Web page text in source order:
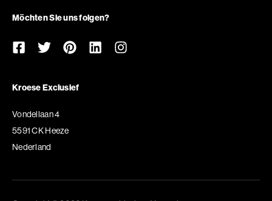
Möchten Sie uns folgen?
Kroese Exclusief
Vondellaan 4
5591 CK Heeze
Nederland